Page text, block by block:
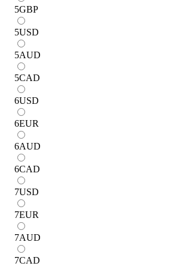
5GBP
5USD
5AUD
5CAD
6USD
6EUR
6AUD
6CAD
7USD
7EUR
7AUD
7CAD